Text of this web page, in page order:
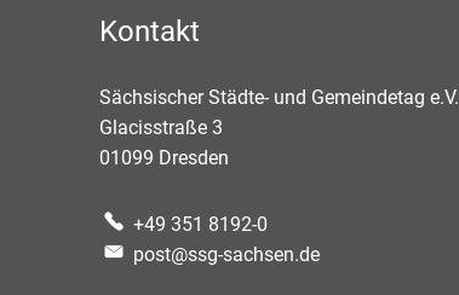
Kontakt
Sächsischer Städte- und Gemeindetag e.V.
Glacisstraße 3
01099 Dresden
+49 351 8192-0
post@ssg-sachsen.de